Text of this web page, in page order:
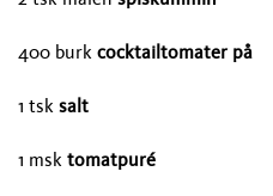
400 burk cocktailtomater på
1 tsk salt
1 msk tomatpuré